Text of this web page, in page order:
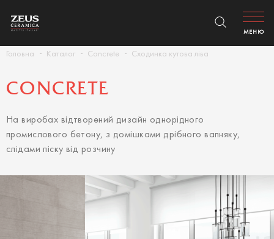
Головна Каталог Concrete Сходинка кутова ліва
МЕНЮ
CONCRETE
На виробах відтворений дизайн однорідного
промислового бетону, з домішками дрібного вапняку,
слідами піску від розчину